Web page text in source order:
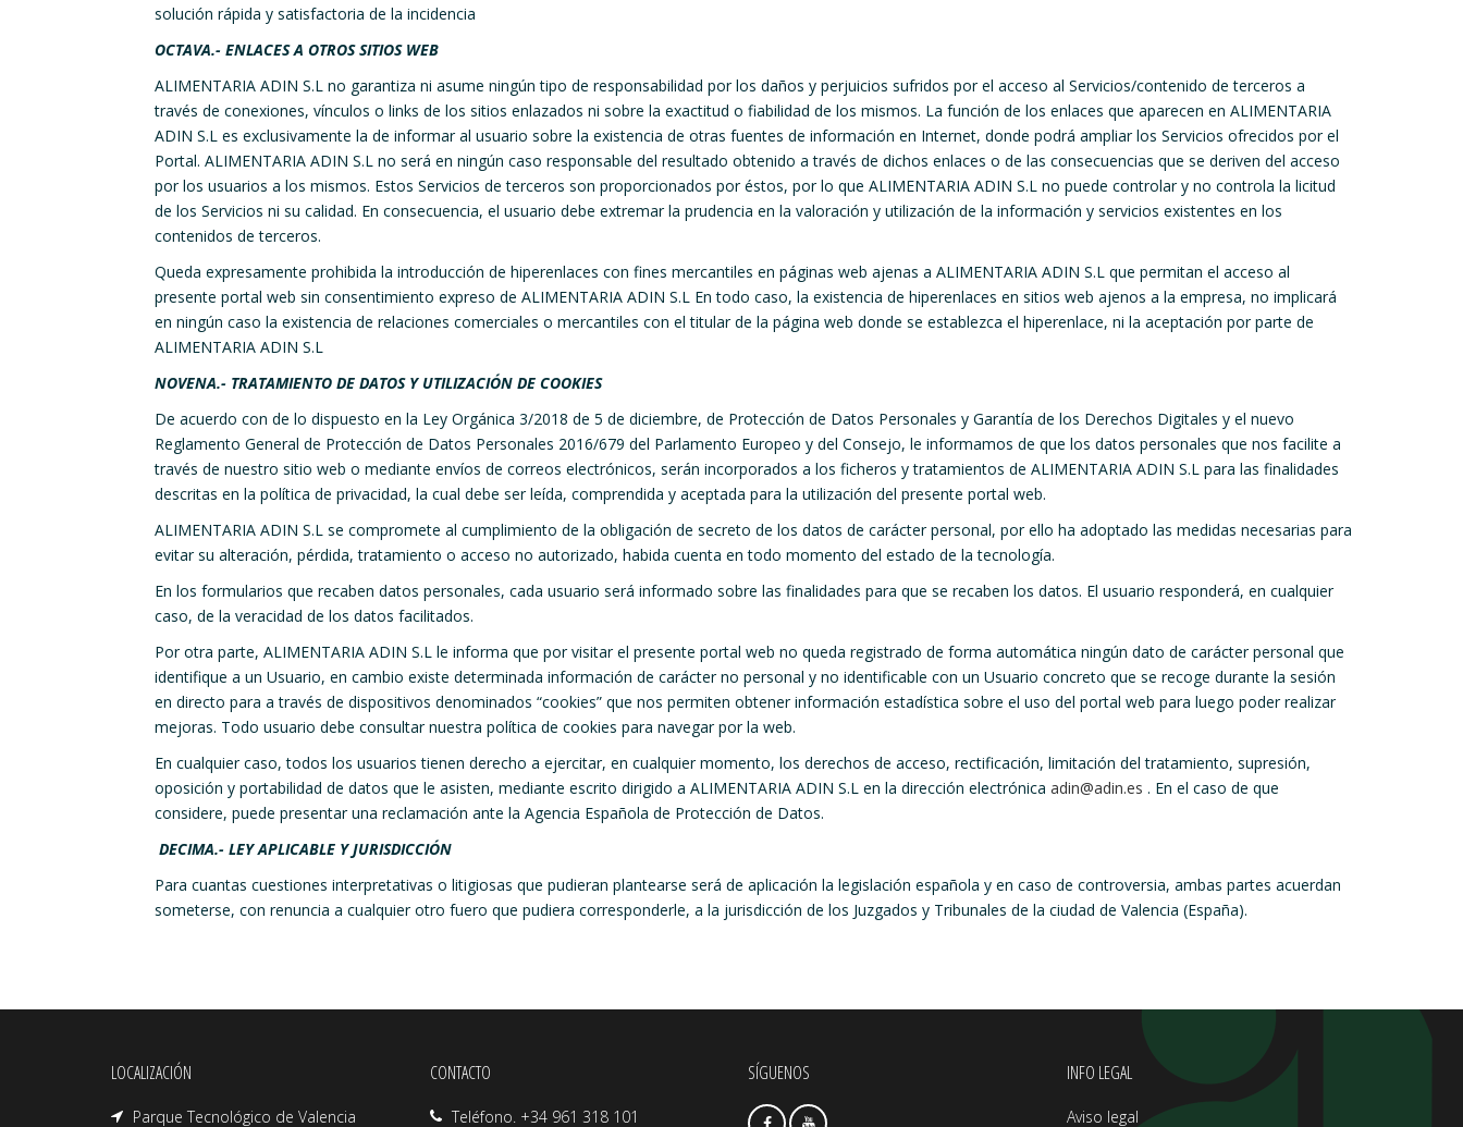
solución rápida y satisfactoria de la incidencia
OCTAVA.- ENLACES A OTROS SITIOS WEB
ALIMENTARIA ADIN S.L no garantiza ni asume ningún tipo de responsabilidad por los daños y perjuicios sufridos por el acceso al Servicios/contenido de terceros a
través de conexiones, vínculos o links de los sitios enlazados ni sobre la exactitud o fiabilidad de los mismos. La función de los enlaces que aparecen en ALIMENTARIA
ADIN S.L es exclusivamente la de informar al usuario sobre la existencia de otras fuentes de información en Internet, donde podrá ampliar los Servicios ofrecidos por el
Portal. ALIMENTARIA ADIN S.L no será en ningún caso responsable del resultado obtenido a través de dichos enlaces o de las consecuencias que se deriven del acceso
por los usuarios a los mismos. Estos Servicios de terceros son proporcionados por éstos, por lo que ALIMENTARIA ADIN S.L no puede controlar y no controla la licitud
de los Servicios ni su calidad. En consecuencia, el usuario debe extremar la prudencia en la valoración y utilización de la información y servicios existentes en los
contenidos de terceros.
Queda expresamente prohibida la introducción de hiperenlaces con fines mercantiles en páginas web ajenas a ALIMENTARIA ADIN S.L que permitan el acceso al
presente portal web sin consentimiento expreso de ALIMENTARIA ADIN S.L En todo caso, la existencia de hiperenlaces en sitios web ajenos a la empresa, no implicará
en ningún caso la existencia de relaciones comerciales o mercantiles con el titular de la página web donde se establezca el hiperenlace, ni la aceptación por parte de
ALIMENTARIA ADIN S.L
NOVENA.- TRATAMIENTO DE DATOS Y UTILIZACIÓN DE COOKIES
De acuerdo con de lo dispuesto en la Ley Orgánica 3/2018 de 5 de diciembre, de Protección de Datos Personales y Garantía de los Derechos Digitales y el nuevo
Reglamento General de Protección de Datos Personales 2016/679 del Parlamento Europeo y del Consejo, le informamos de que los datos personales que nos facilite a
través de nuestro sitio web o mediante envíos de correos electrónicos, serán incorporados a los ficheros y tratamientos de ALIMENTARIA ADIN S.L para las finalidades
descritas en la política de privacidad, la cual debe ser leída, comprendida y aceptada para la utilización del presente portal web.
ALIMENTARIA ADIN S.L se compromete al cumplimiento de la obligación de secreto de los datos de carácter personal, por ello ha adoptado las medidas necesarias para
evitar su alteración, pérdida, tratamiento o acceso no autorizado, habida cuenta en todo momento del estado de la tecnología.
En los formularios que recaben datos personales, cada usuario será informado sobre las finalidades para que se recaben los datos. El usuario responderá, en cualquier
caso, de la veracidad de los datos facilitados.
Por otra parte, ALIMENTARIA ADIN S.L le informa que por visitar el presente portal web no queda registrado de forma automática ningún dato de carácter personal que
identifique a un Usuario, en cambio existe determinada información de carácter no personal y no identificable con un Usuario concreto que se recoge durante la sesión
en directo para a través de dispositivos denominados “cookies” que nos permiten obtener información estadística sobre el uso del portal web para luego poder realizar
mejoras. Todo usuario debe consultar nuestra política de cookies para navegar por la web.
En cualquier caso, todos los usuarios tienen derecho a ejercitar, en cualquier momento, los derechos de acceso, rectificación, limitación del tratamiento, supresión,
oposición y portabilidad de datos que le asisten, mediante escrito dirigido a ALIMENTARIA ADIN S.L en la dirección electrónica adin@adin.es . En el caso de que
considere, puede presentar una reclamación ante la Agencia Española de Protección de Datos.
DECIMA.- LEY APLICABLE Y JURISDICCIÓN
Para cuantas cuestiones interpretativas o litigiosas que pudieran plantearse será de aplicación la legislación española y en caso de controversia, ambas partes acuerdan
someterse, con renuncia a cualquier otro fuero que pudiera corresponderle, a la jurisdicción de los Juzgados y Tribunales de la ciudad de Valencia (España).
LOCALIZACIÓN
Parque Tecnológico de Valencia
CONTACTO
Teléfono. +34 961 318 101
SÍGUENOS INFO LEGAL
Aviso legal